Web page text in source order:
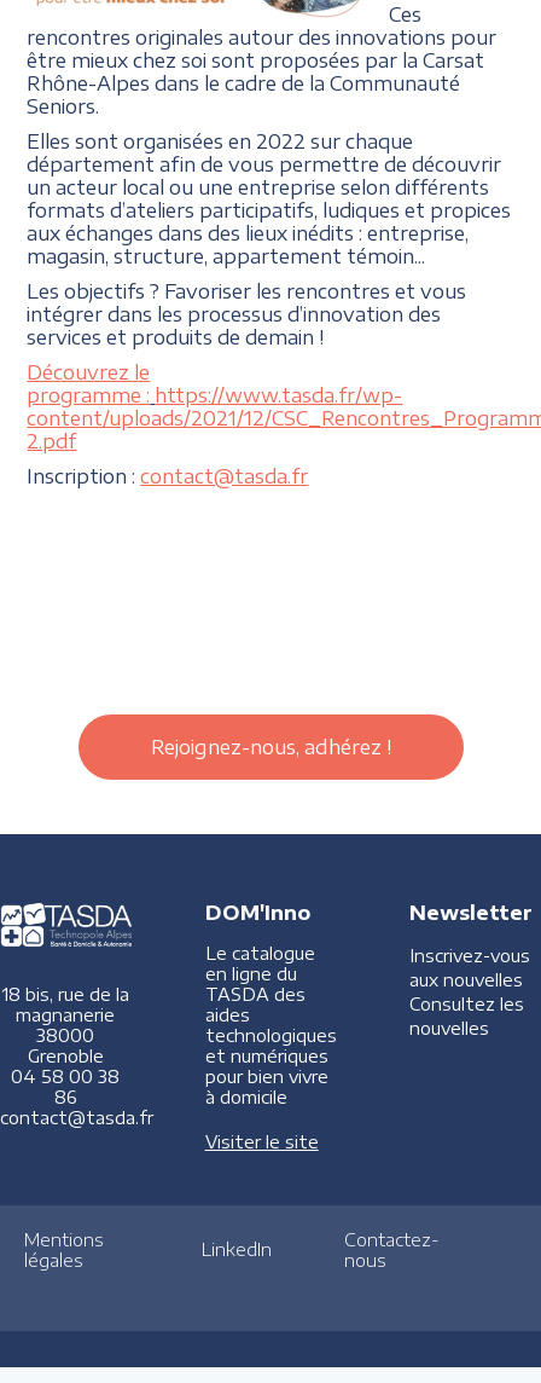
Ces
rencontres originales autour des innovations pour
être mieux chez soi sont proposées par la Carsat
Rhône-Alpes dans le cadre de la Communauté
Seniors.
Elles sont organisées en 2022 sur chaque
département afin de vous permettre de découvrir
un acteur local ou une entreprise selon différents
formats d’ateliers participatifs, ludiques et propices
aux échanges dans des lieux inédits : entreprise,
magasin, structure, appartement témoin...
Les objectifs ? Favoriser les rencontres et vous
intégrer dans les processus d’innovation des
services et produits de demain !
Découvrez le
programme : https://www.tasda.fr/wp-
content/uploads/2021/12/
2.pdf
Inscription :contact@tasda.fr
Rejoignez-nous, adhérez !
18 bis, rue de la
magnanerie
38000
Grenoble
04 58 00 38
86
contact@tasda.fr
DOM'Inno
Le catalogue
en ligne du
TASDA des
aides
technologiques
et numériques
pour bien vivre
à domicile
Visiter le site
Newsletter
Inscrivez-vous
aux nouvelles
Consultez les
nouvelles
Mentions
légales
LinkedIn
Contactez-
nous